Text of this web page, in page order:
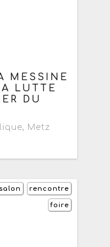
MESSINE
LUTTE
DU
, Metz
rencontre
salon
foire